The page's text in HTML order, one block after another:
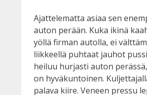
Ajattelematta asiaa sen
auton perään. Kuka ikinä
yöllä firman autolla, ei
liikkeellä puhtaat jauhot
heiluu hurjasti auton
on hyväkuntoinen.
palava kiire. Veneen pressu